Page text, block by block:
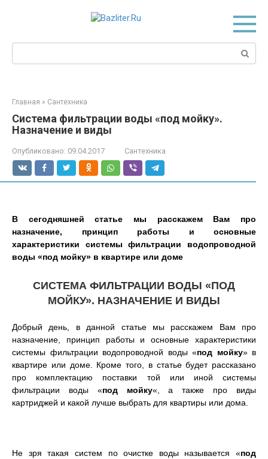
Главная » Сантехника
Система фильтрации воды «под мойку».
Назначение и виды
Опубликовано: 09.04.2017 Сантехника
В сегодняшней статье мы расскажем Вам про
назначение, принцип работы и основные
характеристики системы фильтрации водопроводной
воды «под мойку» в квартире или доме
СИСТЕМА ФИЛЬТРАЦИИ ВОДЫ «ПОД
МОЙКУ». НАЗНАЧЕНИЕ И ВИДЫ
Добрый день, в данной статье мы расскажем Вам про
назначение, принцип работы и основные характеристики
системы фильтрации водопроводной воды «под мойку» в
квартире или доме. Кроме того, в статье будет рассказано
про комплектацию поставки той или иной системы
фильтрации воды «под мойку«, а также про виды
картриджей и какой лучше выбрать для квартиры или дома.
Не зря такая систем по очистке воды называется «под